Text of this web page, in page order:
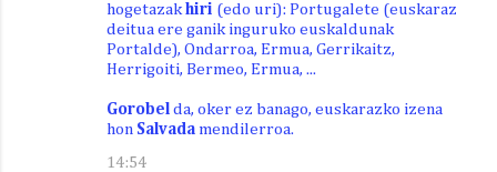
hogetazak hiri (edo uri): Portugalete (euskaraz
deitua ere ganik inguruko euskaldunak
Portalde), Ondarroa, Ermua, Gerrikaitz,
Herrigoiti, Bermeo, Ermua, ...
Gorobel da, oker ez banago, euskarazko izena
hon Salvada mendilerroa.
14:54